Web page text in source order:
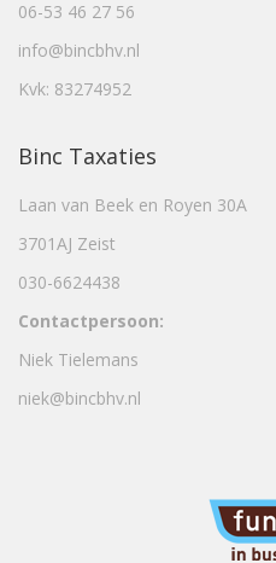
06-53 46 27 56
info@bincbhv.nl
Kvk: 83274952
Binc Taxaties
Laan van Beek en Royen 30A
3701AJ Zeist
030-6624438
Contactpersoon:
Niek Tielemans
niek@bincbhv.nl